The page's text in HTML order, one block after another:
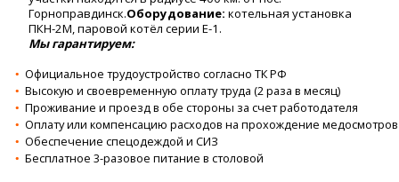
Горноправдинск.Оборудование: котельная установка
ПКН-2М, паровой котёл серии Е-1.
Мы гарантируем:
Официальное трудоустройство согласно ТК РФ
Высокую и своевременную оплату труда (2 раза в месяц)
Проживание и проезд в обе стороны за счет работодателя
Оплату или компенсацию расходов на прохождение медосмотров
Обеспечение спецодеждой и СИЗ
Бесплатное 3-разовое питание в столовой